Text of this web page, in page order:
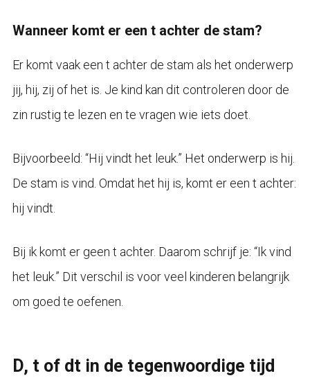
Wanneer komt er een t achter de stam?
Er komt vaak een t achter de stam als het onderwerp
jij, hij, zij of het is. Je kind kan dit controleren door de
zin rustig te lezen en te vragen wie iets doet.
Bijvoorbeeld: “Hij vindt het leuk.” Het onderwerp is hij.
De stam is vind. Omdat het hij is, komt er een t achter:
hij vindt.
Bij ik komt er geen t achter. Daarom schrijf je: “Ik vind
het leuk.” Dit verschil is voor veel kinderen belangrijk
om goed te oefenen.
D, t of dt in de tegenwoordige tijd